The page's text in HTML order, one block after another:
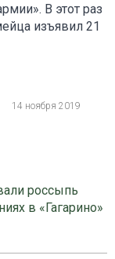
В этот раз
изъявил 21
14 ноября 2019
россыпь
в «Гагарино»